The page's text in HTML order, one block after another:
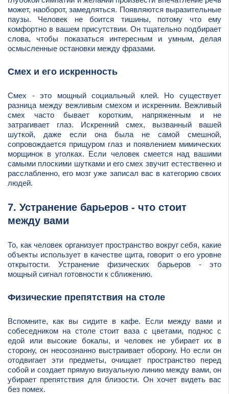
может, наоборот, замедляться. Появляются выразительные
паузы. Человек не боится тишины, потому что ему
комфортно в вашем присутствии. Он тщательно подбирает
слова, чтобы показаться интересным и умным, делая
осмысленные остановки между фразами.
Смех и его искренность
Смех - это мощный социальный клей. Но существует
разница между вежливым смехом и искренним. Вежливый
смех часто бывает коротким, напряженным и не
затрагивает глаз. Искренний смех, вызванный вашей
шуткой, даже если она была не самой смешной,
сопровождается прищуром глаз и появлением мимических
морщинок в уголках. Если человек смеется над вашими
самыми плоскими шутками и его смех звучит естественно и
расслабленно, его мозг уже записал вас в категорию своих
людей.
7. Устранение барьеров - что стоит
между вами
То, как человек организует пространство вокруг себя, какие
объекты использует в качестве щита, говорит о его уровне
открытости. Устранение физических барьеров - это
мощный сигнал готовности к сближению.
Физические препятствия на столе
Вспомните, как вы сидите в кафе. Если между вами и
собеседником на столе стоит ваза с цветами, поднос с
едой или высокие бокалы, и человек не убирает их в
сторону, он неосознанно выстраивает оборону. Но если он
отодвигает эти предметы, очищает пространство перед
собой и создает прямую визуальную линию между вами, он
убирает препятствия для близости. Он хочет видеть вас
без помех.